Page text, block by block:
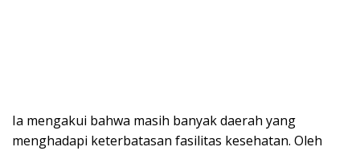
Ia mengakui bahwa masih banyak daerah yang
menghadapi keterbatasan fasilitas kesehatan. Oleh